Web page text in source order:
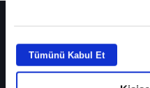
Tümünü Kabul Et
Fenerbahçe’de sürpriz ayrılık
Fenerbahçe’nin yeni transferi